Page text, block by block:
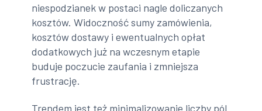
niespodzianek w postaci nagle doliczanych
kosztów. Widoczność sumy zamówienia,
kosztów dostawy i ewentualnych opłat
dodatkowych już na wczesnym etapie
buduje poczucie zaufania i zmniejsza
frustrację.
Trendem jest też minimalizowanie liczby pól